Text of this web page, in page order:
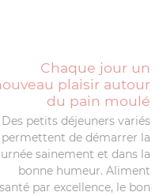
Chaque jour un
plaisir autour
du pain moulé
Des petits déjeuners variés
permettent de démarrer la
sainement et dans la
bonne humeur. Aliment
santé par excellence, le bon